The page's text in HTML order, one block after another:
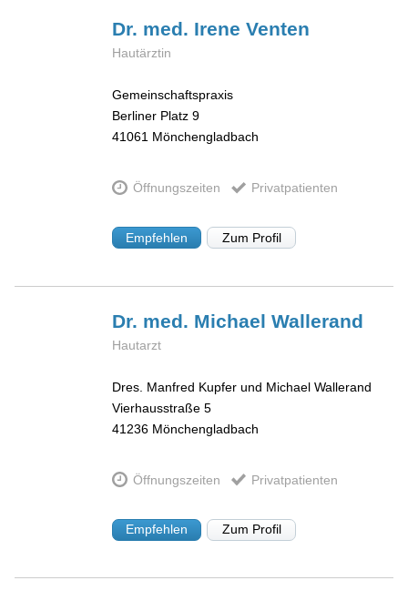
Dr. med. IreneVenten
Hautärztin
Gemeinschaftspraxis
Berliner Platz 9
41061 Mönchengladbach
Öffnungszeiten Privatpatienten
Empfehlen Zum Profil
Dr. med. MichaelWallerand
Hautarzt
Dres. Manfred Kupfer und Michael Wallerand
Vierhausstraße 5
41236 Mönchengladbach
Öffnungszeiten Privatpatienten
Empfehlen Zum Profil